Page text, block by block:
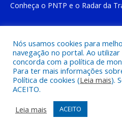
Conheça o PNTP e o Radar da
Todos os direitos reservados a
do
Mapa do Site
Acessar o
Nós usamos cookies para
navegação no portal. Ao
concorda com a política de
Para ter mais informações
Política de cookies (Leia mais).
ACEITO.
Leia mais
ACEITO